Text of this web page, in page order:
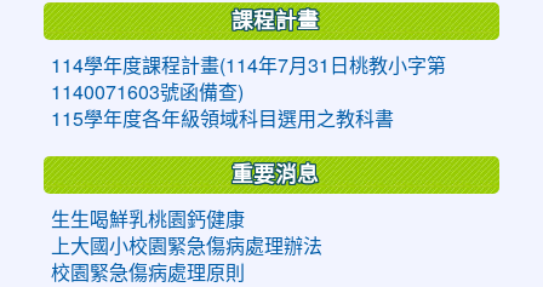
課程計畫
114學年度課程計畫(114年7月31日桃教小字第
1140071603號函備查)
115學年度各年級領域科目選用之教科書
重要消息
生生喝鮮乳桃園鈣健康
上大國小校園緊急傷病處理辦法
校園緊急傷病處理原則